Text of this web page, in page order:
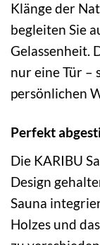
Klänge der
begleiten Sie
Gelassenheit.
nur eine Tür –
persönlichen
Perfekt
Die KARIBU
Design
Sauna
Holzes und